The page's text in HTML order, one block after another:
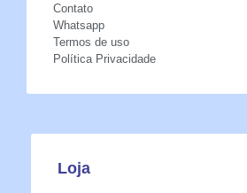
Contato
Whatsapp
Termos de uso
Política Privacidade
Loja